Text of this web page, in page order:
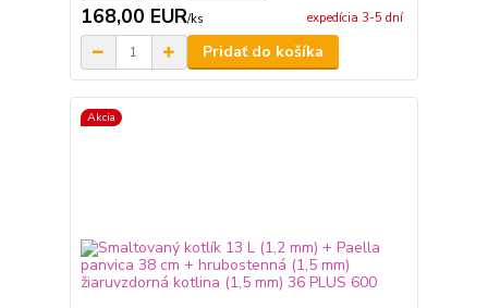
168,00 EUR/ks expedícia 3-5 dní
Pridať do košíka
Akcia